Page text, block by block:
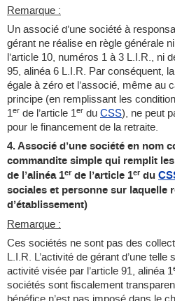
Remarque :
Un associé d’une société à
gérant ne réalise en règle générale
l’article 10, numéros 1 à 3 L.I.R., ni
95, alinéa 6 L.I.R. Par conséquent,
égale à zéro et l’associé, même au
principe (en remplissant les
1er de l’article 1er du CSS), ne peut
pour le financement de la retraite.
4. Associé d’une société en nom
commandite simple qui remplit
de l’alinéa 1er de l’article 1er du
sociales et personne sur laquelle
d’établissement)
Remarque :
Ces sociétés ne sont pas des
L.I.R. L’activité de gérant d’une
activité visée par l’article 91, alinéa 1
sociétés sont fiscalement